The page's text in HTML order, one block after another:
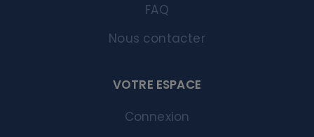
FAQ
Nous contacter
VOTRE ESPACE
Connexion